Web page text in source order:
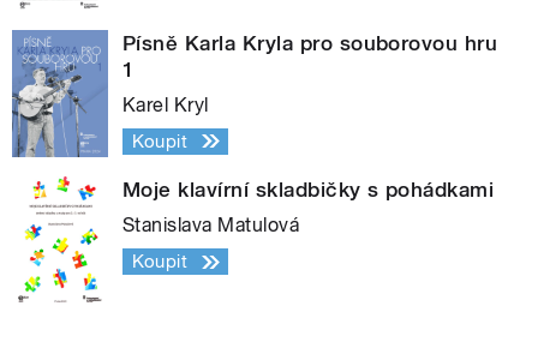
Písně Karla Kryla pro souborovou hru
1
Karel Kryl
Koupit
Moje klavírní skladbičky s pohádkami
Stanislava Matulová
Koupit